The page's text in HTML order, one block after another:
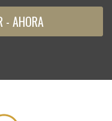
- AHORA